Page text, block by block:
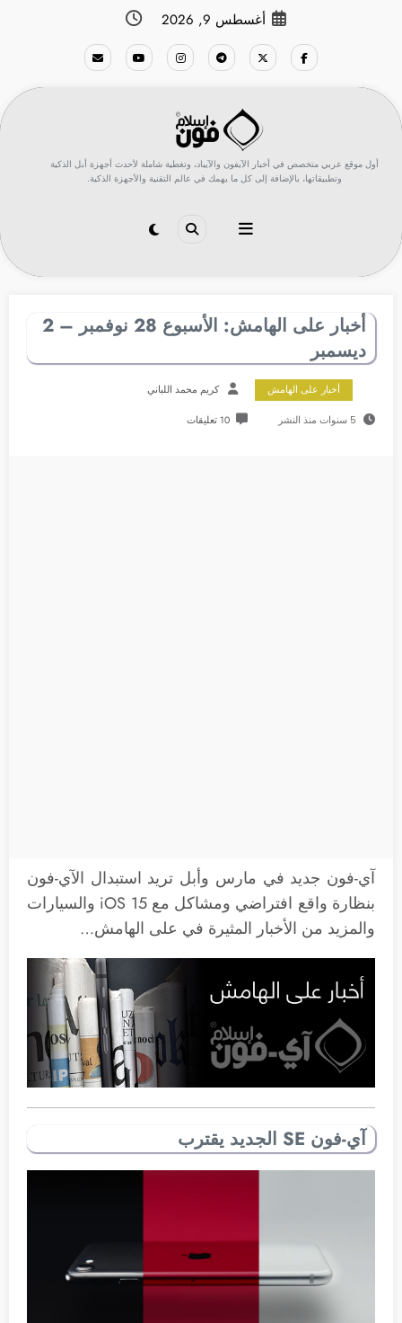
أغسطس 9, 2026
أول موقع عربي متخصص في أخبار الآيفون والآيباد، وتغطية شاملة لأحدث أجهزة أبل الذكية
وتطبيقاتها، بالإضافة إلى كل ما يهمك في عالم التقنية والأجهزة الذكية.
أخبار على الهامش: الأسبوع 28 نوفمبر – 2
ديسمبر
أخبار على الهامش كريم محمد اللباني
5 سنوات منذ النشر 10 تعليقات
آي-فون جديد في مارس وأبل تريد استبدال الآي-فون
بنظارة واقع افتراضي ومشاكل مع iOS 15 والسيارات
والمزيد من الأخبار المثيرة في على الهامش…
آي-فون SE الجديد يقترب